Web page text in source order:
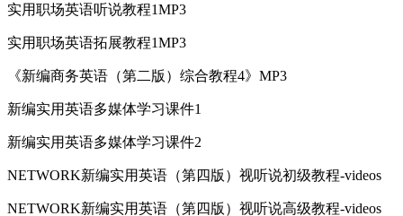
实用职场英语听说教程1MP3
实用职场英语拓展教程1MP3
《新编商务英语（第二版）综合教程4》MP3
新编实用英语多媒体学习课件1
新编实用英语多媒体学习课件2
NETWORK新编实用英语（第四版）视听说初级教程-videos
NETWORK新编实用英语（第四版）视听说高级教程-videos